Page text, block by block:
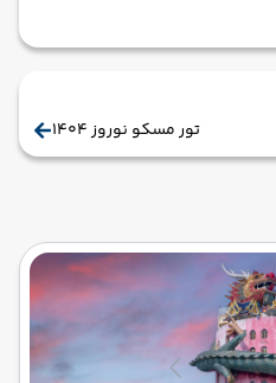
تور مسکو نوروز 1404